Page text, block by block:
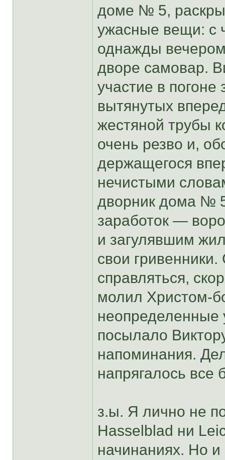
доме № 5,
ужасные вещи: с
однажды
дворе самовар.
участие в
вытянутых
жестяной трубы
очень резво и,
держащегося
нечистыми
дворник дома №
заработок —
и загулявшим
свои
справляться,
молил Христом-
неопределенные
посылало
напоминания.
напрягалось
з.ы. Я лично не
Hasselblad ни
начинаниях. Но